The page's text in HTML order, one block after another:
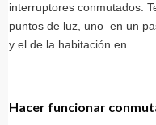
interruptores conmutados.
puntos de luz, uno en un
y el de la habitación en...
Hacer funcionar